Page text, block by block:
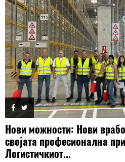
Нови можности: Нови
својата професионална
Логистичкиот...